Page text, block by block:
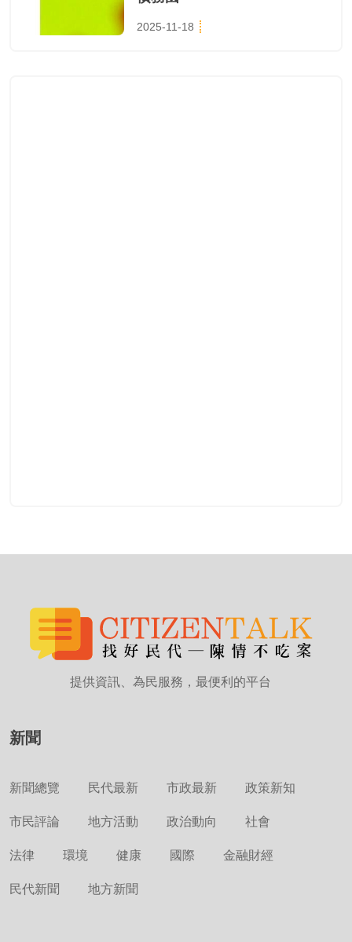
2025-11-18
提供資訊、為民服務，最便利的平台
新聞
新聞總覽 民代最新 市政最新 政策新知
市民評論 地方活動 政治動向 社會
法律 環境 健康 國際 金融財經
民代新聞 地方新聞